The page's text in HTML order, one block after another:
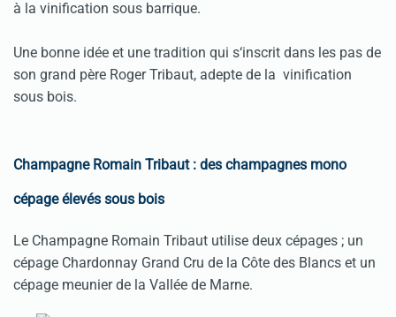
à la vinification sous barrique.
Une bonne idée et une tradition qui s‘inscrit dans les pas de
son grand père Roger Tribaut, adepte de la vinification
sous bois.
Champagne Romain Tribaut : des champagnes mono
cépage élevés sous bois
Le Champagne Romain Tribaut utilise deux cépages ; un
cépage Chardonnay Grand Cru de la Côte des Blancs et un
cépage meunier de la Vallée de Marne.